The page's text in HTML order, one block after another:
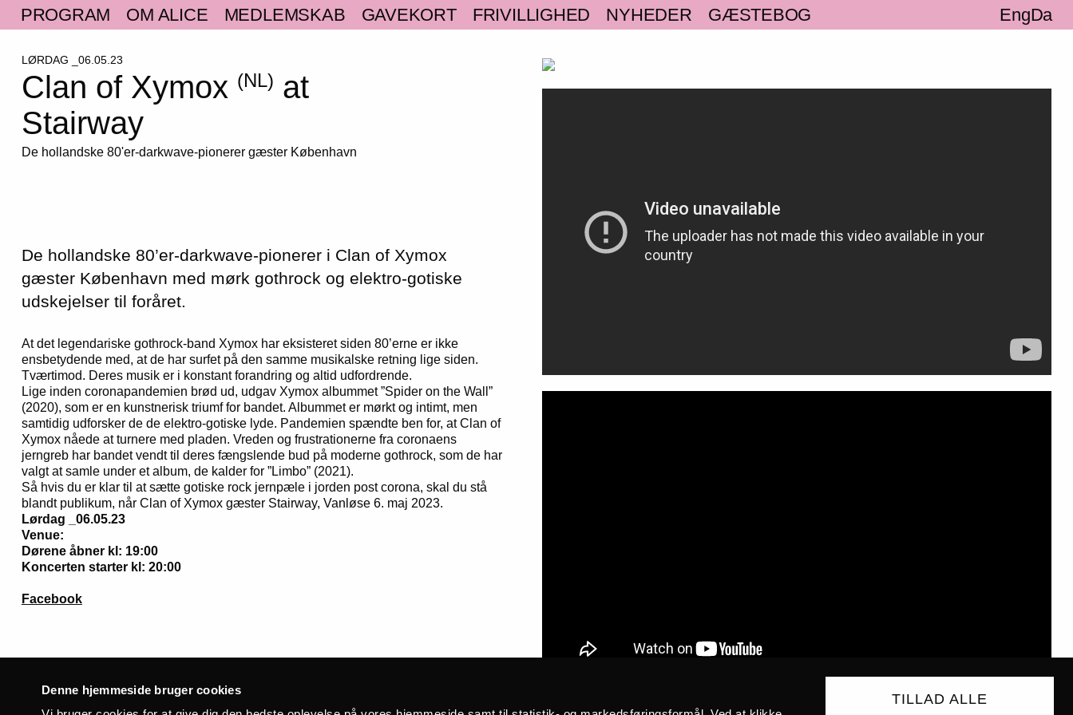
Denne hjemmeside bruger cookies
TILLAD ALLE
PROGRAM OM ALICE MEDLEMSKAB GAVEKORT FRIVILLIGHED NYHEDER Da
Eng
GÆSTEBOG
LØRDAG _06.05.23
Clan of Xymox (NL) at
Stairway
De hollandske 80'er-darkwave-pionerer gæster København
De hollandske 80’er-darkwave-pionerer i Clan of Xymox
gæster København med mørk gothrock og elektro-gotiske
udskejelser til foråret.
At det legendariske gothrock-band Xymox har eksisteret siden 80’erne er ikke
ensbetydende med, at de har surfet på den samme musikalske retning lige siden.
Tværtimod. Deres musik er i konstant forandring og altid udfordrende.
Lige inden coronapandemien brød ud, udgav Xymox albummet ”Spider on the Wall”
(2020), som er en kunstnerisk triumf for bandet. Albummet er mørkt og intimt, men
samtidig udforsker de de elektro-gotiske lyde. Pandemien spændte ben for, at Clan of
Xymox nåede at turnere med pladen. Vreden og frustrationerne fra coronaens
jerngreb har bandet vendt til deres fængslende bud på moderne gothrock, som de har
valgt at samle under et album, de kalder for ”Limbo” (2021).
Så hvis du er klar til at sætte gotiske rock jernpæle i jorden post corona, skal du stå
blandt publikum, når Clan of Xymox gæster Stairway, Vanløse 6. maj 2023.
Lørdag _06.05.23
Venue:
Dørene åbner kl: 19:00
Koncerten starter kl: 20:00
Facebook